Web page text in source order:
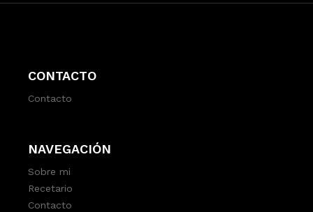
CONTACTO
Contacto
NAVEGACIÓN
Sobre mi
Recetario
Contacto